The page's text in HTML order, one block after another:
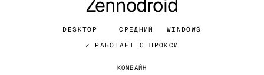
DESKTOP СРЕДНИЙ
WINDOWS
✓ РАБОТАЕТ С ПРОКСИ
КОМБАЙН